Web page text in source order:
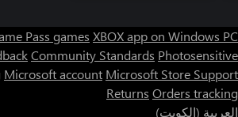
Pass games XBOX app on Windows PC
Community Standards Photosensitive
Microsoft account Microsoft Store Support
Returns Orders tracking
العربية (الكويت)